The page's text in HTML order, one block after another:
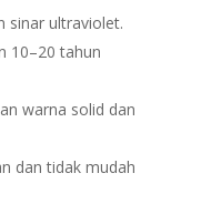
sinar ultraviolet.
10–20 tahun
warna solid dan
dan tidak mudah